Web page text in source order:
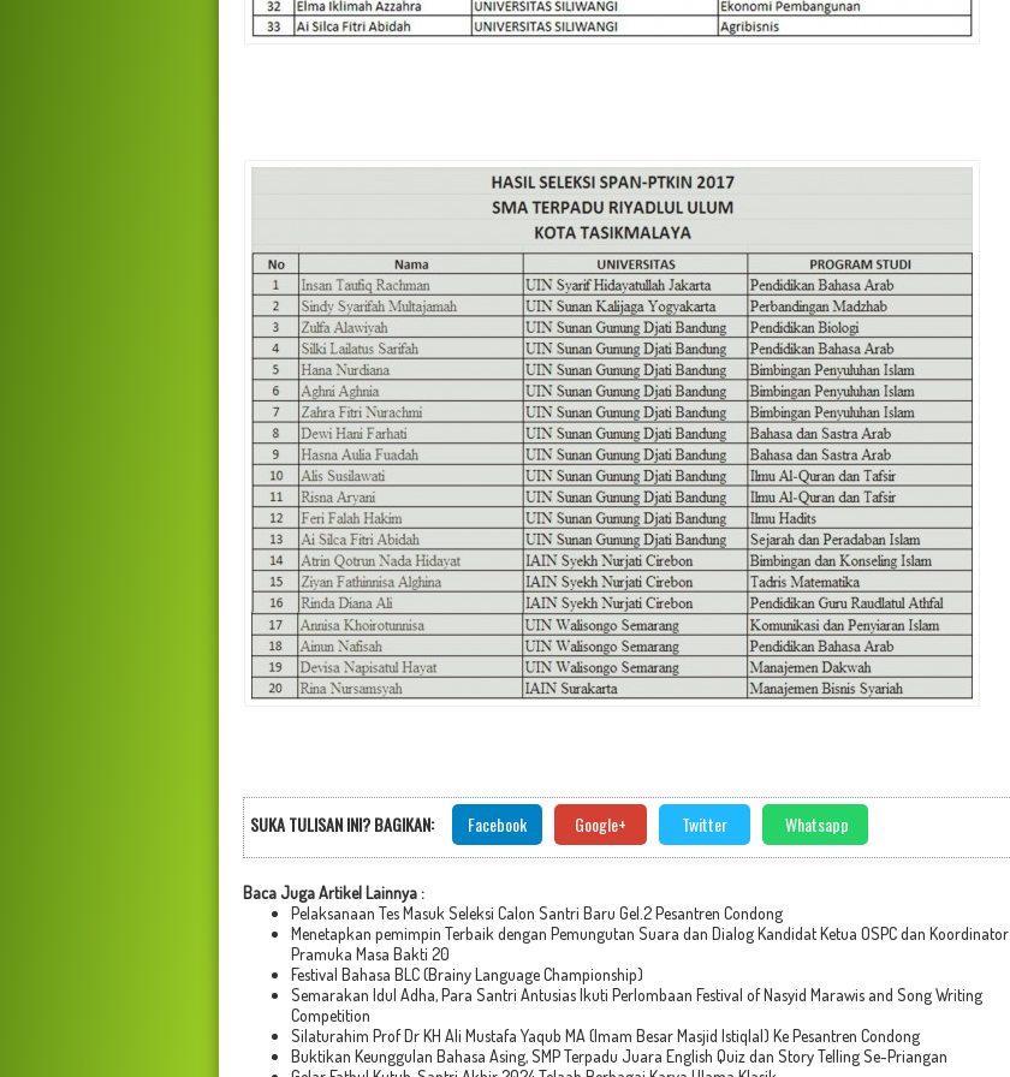
SUKA TULISAN INI? BAGIKAN: Facebook Google+ Twitter Whatsapp
Baca Juga Artikel Lainnya :
Pelaksanaan Tes Masuk Seleksi Calon Santri Baru Gel.2 Pesantren Condong
Menetapkan pemimpin Terbaik dengan Pemungutan Suara dan Dialog Kandidat Ketua OSPC dan Koordinator
Pramuka Masa Bakti 20
Festival Bahasa BLC (Brainy Language Championship)
Semarakan Idul Adha, Para Santri Antusias Ikuti Perlombaan Festival of Nasyid Marawis and Song Writing
Competition
Silaturahim Prof Dr KH Ali Mustafa Yaqub MA (Imam Besar Masjid Istiqlal) Ke Pesantren Condong
Buktikan Keunggulan Bahasa Asing, SMP Terpadu Juara English Quiz dan Story Telling Se-Priangan